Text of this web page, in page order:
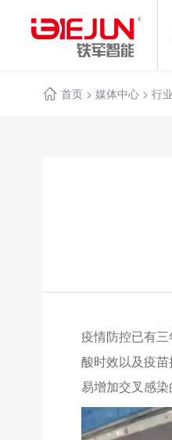
首页> 媒体中心> 行
疫情防控已有
酸时效以及疫
易增加交叉感染